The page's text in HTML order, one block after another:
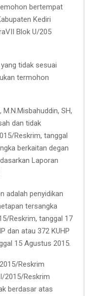
bertempat
Kediri
Blok U/205
tidak sesuai
termohon
SH,
dan tidak
Reskrim, tanggal
berkaitan degan
Laporan
adalah penyidikan
tersangka
Reskrim, tanggal 17
dan atau 372 KUHP
15 Agustus 2015.
Reskrim
2015/Reskrim
berdasar atas